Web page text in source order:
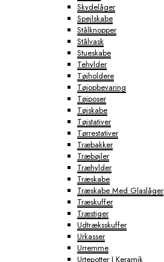
Skydelåger
Spejlskabe
Stålknopper
Stålvask
Stueskabe
Tehylder
Tøjholdere
Tøjopbevaring
Tøjposer
Tøjskabe
Tøjstativer
Tørrestativer
Træbakker
Træbøjler
Træhylder
Træskabe
Træskabe Med Glaslåger
Træskuffer
Træstiger
Udtræksskuffer
Urkasser
Urremme
Urtepotter I Keramik